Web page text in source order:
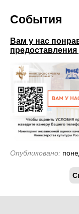
События
Вам у нас
Опубликовано: